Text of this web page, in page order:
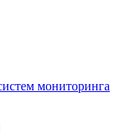
мониторинга